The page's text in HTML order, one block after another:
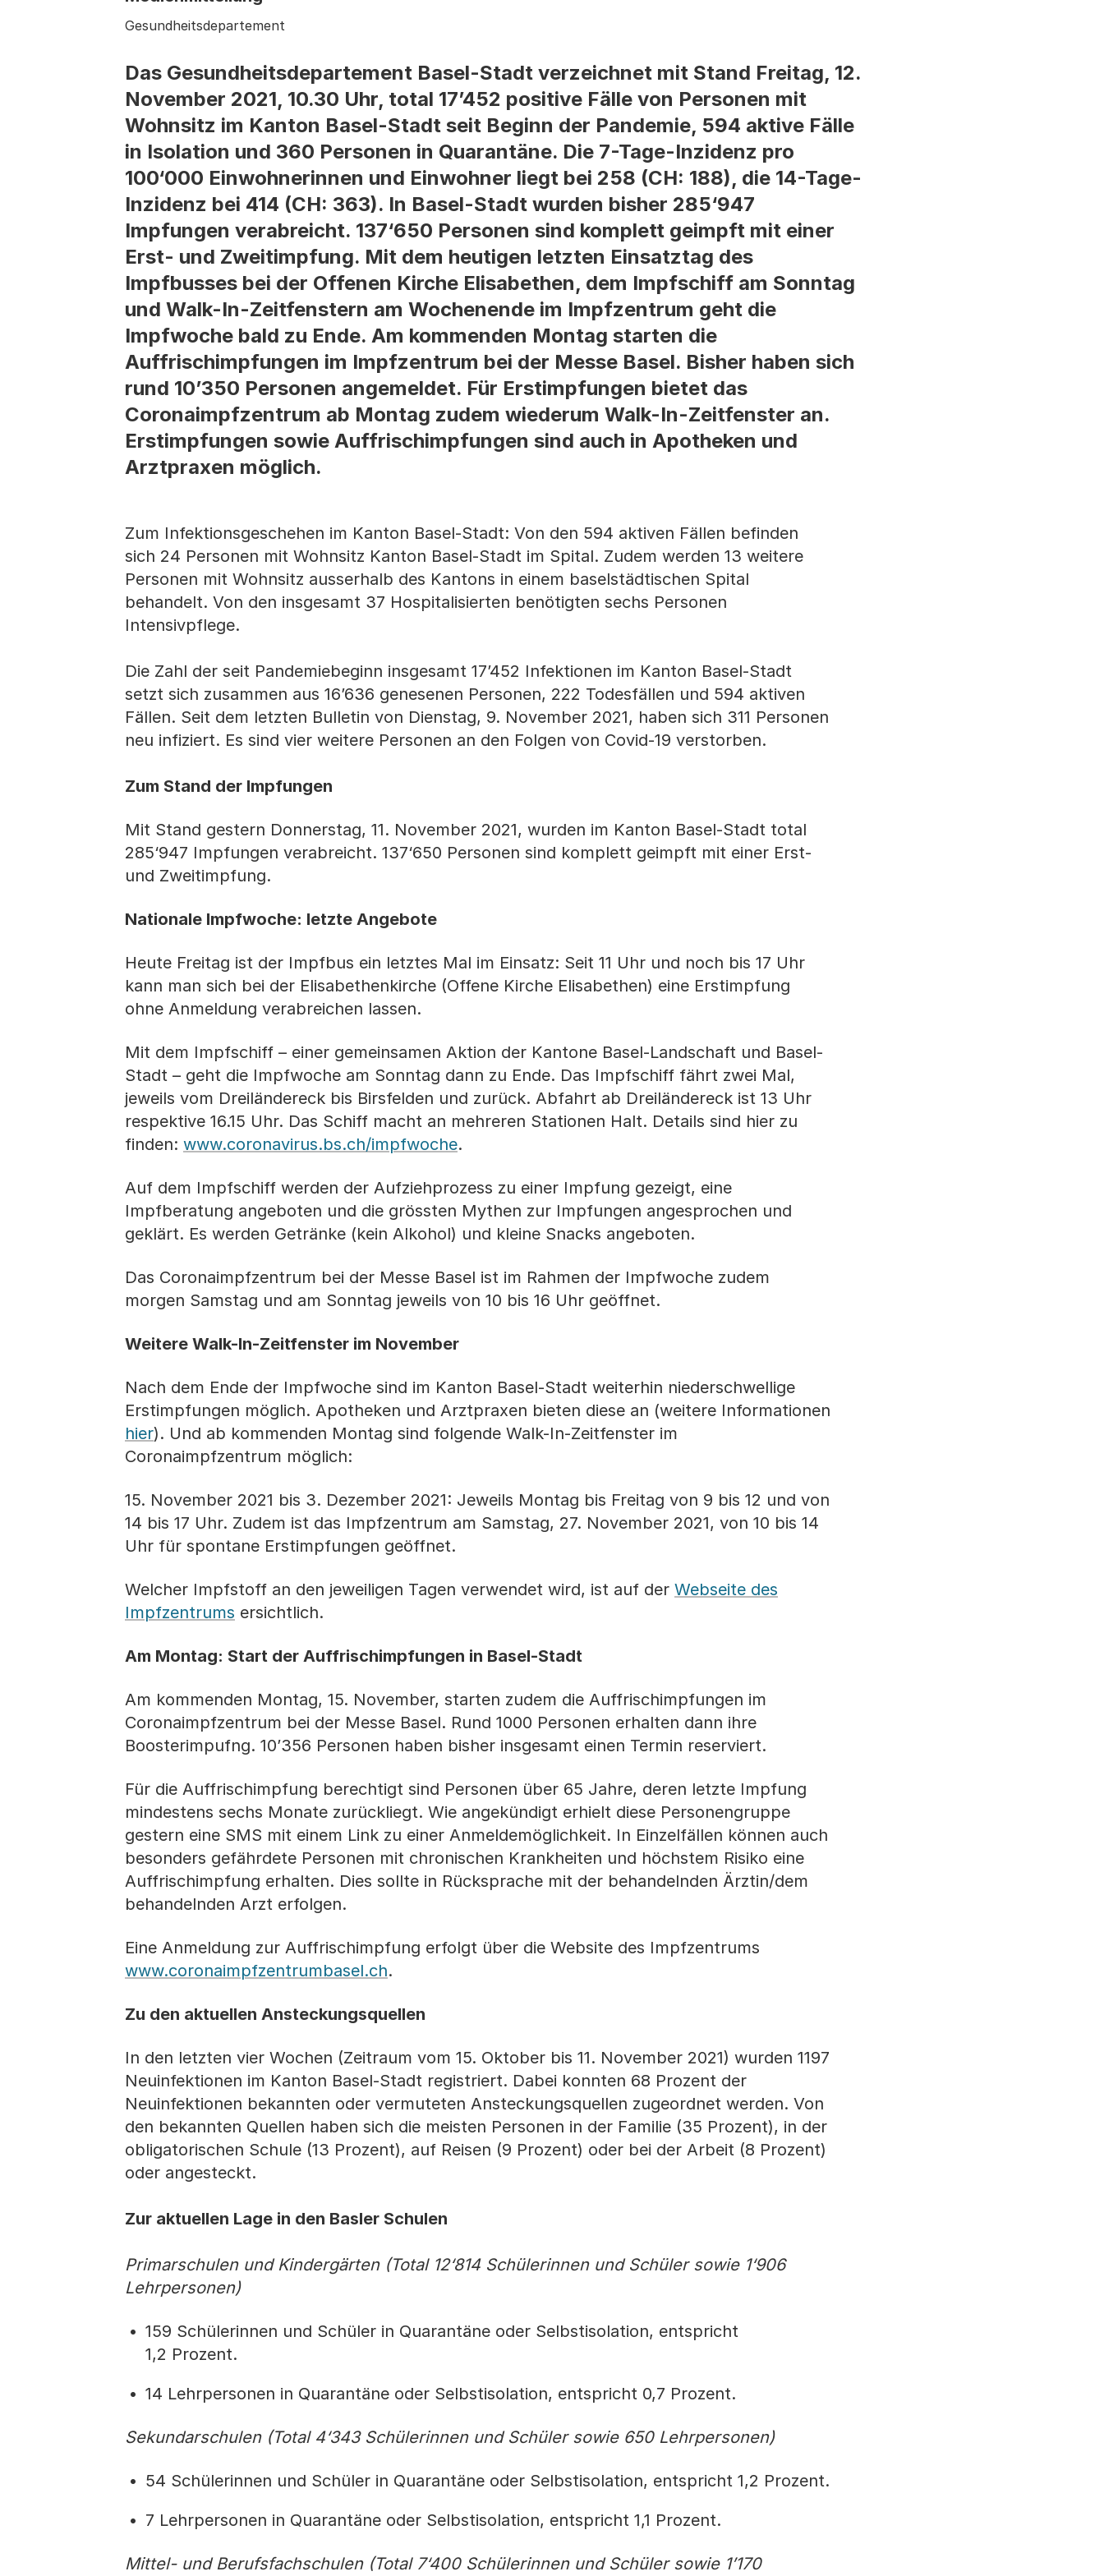
Gesundheitsdepartement
Das Gesundheitsdepartement Basel-Stadt verzeichnet mit Stand Freitag, 12.
November 2021, 10.30 Uhr, total 17’452 positive Fälle von Personen mit
Wohnsitz im Kanton Basel-Stadt seit Beginn der Pandemie, 594 aktive Fälle
in Isolation und 360 Personen in Quarantäne. Die 7-Tage-Inzidenz pro
100‘000 Einwohnerinnen und Einwohner liegt bei 258 (CH: 188), die 14-Tage-
Inzidenz bei 414 (CH: 363). In Basel-Stadt wurden bisher 285‘947
Impfungen verabreicht. 137‘650 Personen sind komplett geimpft mit einer
Erst- und Zweitimpfung. Mit dem heutigen letzten Einsatztag des
Impfbusses bei der Offenen Kirche Elisabethen, dem Impfschiff am Sonntag
und Walk-In-Zeitfenstern am Wochenende im Impfzentrum geht die
Impfwoche bald zu Ende. Am kommenden Montag starten die
Auffrischimpfungen im Impfzentrum bei der Messe Basel. Bisher haben sich
rund 10’350 Personen angemeldet. Für Erstimpfungen bietet das
Coronaimpfzentrum ab Montag zudem wiederum Walk-In-Zeitfenster an.
Erstimpfungen sowie Auffrischimpfungen sind auch in Apotheken und
Arztpraxen möglich.
Zum Infektionsgeschehen im Kanton Basel-Stadt: Von den 594 aktiven Fällen befinden
sich 24 Personen mit Wohnsitz Kanton Basel-Stadt im Spital. Zudem werden 13 weitere
Personen mit Wohnsitz ausserhalb des Kantons in einem baselstädtischen Spital
behandelt. Von den insgesamt 37 Hospitalisierten benötigten sechs Personen
Intensivpflege.
Die Zahl der seit Pandemiebeginn insgesamt 17’452 Infektionen im Kanton Basel-Stadt
setzt sich zusammen aus 16’636 genesenen Personen, 222 Todesfällen und 594 aktiven
Fällen. Seit dem letzten Bulletin von Dienstag, 9. November 2021, haben sich 311 Personen
neu infiziert. Es sind vier weitere Personen an den Folgen von Covid-19 verstorben.
Zum Stand der Impfungen
Mit Stand gestern Donnerstag, 11. November 2021, wurden im Kanton Basel-Stadt total
285‘947 Impfungen verabreicht. 137‘650 Personen sind komplett geimpft mit einer Erst-
und Zweitimpfung.
Nationale Impfwoche: letzte Angebote
Heute Freitag ist der Impfbus ein letztes Mal im Einsatz: Seit 11 Uhr und noch bis 17 Uhr
kann man sich bei der Elisabethenkirche (Offene Kirche Elisabethen) eine Erstimpfung
ohne Anmeldung verabreichen lassen.
Mit dem Impfschiff – einer gemeinsamen Aktion der Kantone Basel-Landschaft und Basel-
Stadt – geht die Impfwoche am Sonntag dann zu Ende. Das Impfschiff fährt zwei Mal,
jeweils vom Dreiländereck bis Birsfelden und zurück. Abfahrt ab Dreiländereck ist 13 Uhr
respektive 16.15 Uhr. Das Schiff macht an mehreren Stationen Halt. Details sind hier zu
finden: www.coronavirus.bs.ch/impfwoche.
Auf dem Impfschiff werden der Aufziehprozess zu einer Impfung gezeigt, eine
Impfberatung angeboten und die grössten Mythen zur Impfungen angesprochen und
geklärt. Es werden Getränke (kein Alkohol) und kleine Snacks angeboten.
Das Coronaimpfzentrum bei der Messe Basel ist im Rahmen der Impfwoche zudem
morgen Samstag und am Sonntag jeweils von 10 bis 16 Uhr geöffnet.
Weitere Walk-In-Zeitfenster im November
Nach dem Ende der Impfwoche sind im Kanton Basel-Stadt weiterhin niederschwellige
Erstimpfungen möglich. Apotheken und Arztpraxen bieten diese an (weitere Informationen
hier). Und ab kommenden Montag sind folgende Walk-In-Zeitfenster im
Coronaimpfzentrum möglich:
15. November 2021 bis 3. Dezember 2021: Jeweils Montag bis Freitag von 9 bis 12 und von
14 bis 17 Uhr. Zudem ist das Impfzentrum am Samstag, 27. November 2021, von 10 bis 14
Uhr für spontane Erstimpfungen geöffnet.
Welcher Impfstoff an den jeweiligen Tagen verwendet wird, ist auf der Webseite des
Impfzentrums ersichtlich.
Am Montag: Start der Auffrischimpfungen in Basel-Stadt
Am kommenden Montag, 15. November, starten zudem die Auffrischimpfungen im
Coronaimpfzentrum bei der Messe Basel. Rund 1000 Personen erhalten dann ihre
Boosterimpufng. 10’356 Personen haben bisher insgesamt einen Termin reserviert.
Für die Auffrischimpfung berechtigt sind Personen über 65 Jahre, deren letzte Impfung
mindestens sechs Monate zurückliegt. Wie angekündigt erhielt diese Personengruppe
gestern eine SMS mit einem Link zu einer Anmeldemöglichkeit. In Einzelfällen können auch
besonders gefährdete Personen mit chronischen Krankheiten und höchstem Risiko eine
Auffrischimpfung erhalten. Dies sollte in Rücksprache mit der behandelnden Ärztin/dem
behandelnden Arzt erfolgen.
Eine Anmeldung zur Auffrischimpfung erfolgt über die Website des Impfzentrums
www.coronaimpfzentrumbasel.ch.
Zu den aktuellen Ansteckungsquellen
In den letzten vier Wochen (Zeitraum vom 15. Oktober bis 11. November 2021) wurden 1197
Neuinfektionen im Kanton Basel-Stadt registriert. Dabei konnten 68 Prozent der
Neuinfektionen bekannten oder vermuteten Ansteckungsquellen zugeordnet werden. Von
den bekannten Quellen haben sich die meisten Personen in der Familie (35 Prozent), in der
obligatorischen Schule (13 Prozent), auf Reisen (9 Prozent) oder bei der Arbeit (8 Prozent)
oder angesteckt.
Zur aktuellen Lage in den Basler Schulen
Primarschulen und Kindergärten (Total 12‘814 Schülerinnen und Schüler sowie 1‘906
Lehrpersonen)
159 Schülerinnen und Schüler in Quarantäne oder Selbstisolation, entspricht
1,2 Prozent.
14 Lehrpersonen in Quarantäne oder Selbstisolation, entspricht 0,7 Prozent.
Sekundarschulen (Total 4‘343 Schülerinnen und Schüler sowie 650 Lehrpersonen)
54 Schülerinnen und Schüler in Quarantäne oder Selbstisolation, entspricht 1,2 Prozent.
7 Lehrpersonen in Quarantäne oder Selbstisolation, entspricht 1,1 Prozent.
Mittel- und Berufsfachschulen (Total 7‘400 Schülerinnen und Schüler sowie 1’170